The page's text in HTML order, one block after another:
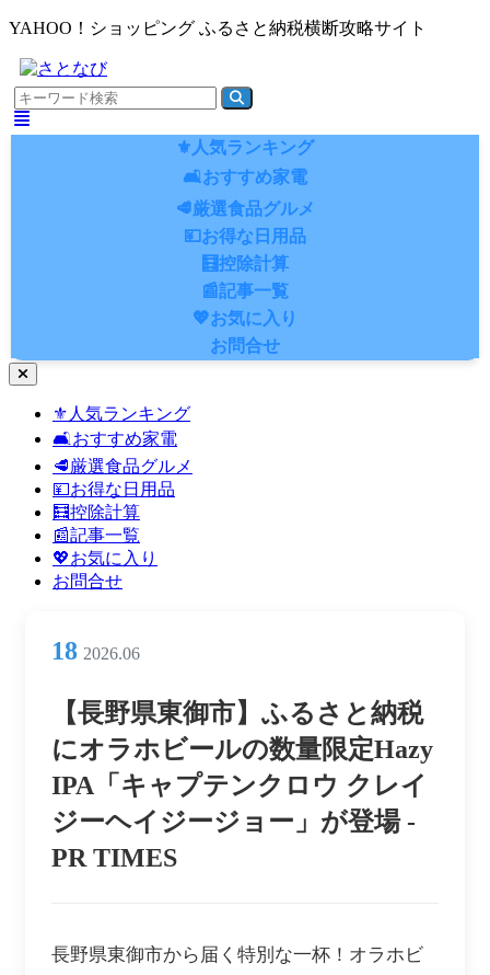
YAHOO！ショッピング ふるさと納税横断攻略サイト
⚜️人気ランキング
🛋️おすすめ家電
🥩厳選食品グルメ
💴お得な日用品
🧮控除計算
📰記事一覧
💖お気に入り
お問合せ
ナ
⚜️人気ランキング
🛋️おすすめ家電
🥩厳選食品グルメ
💴お得な日用品
🧮控除計算
📰記事一覧
💖お気に入り
お問合せ
18 2026.06
【長野県東御市】ふるさと納税
にオラホビールの数量限定Hazy
IPA「キャプテンクロウ クレイ
ジーヘイジージョー」が登場 -
PR TIMES
長野県東御市から届く特別な一杯！オラホビ